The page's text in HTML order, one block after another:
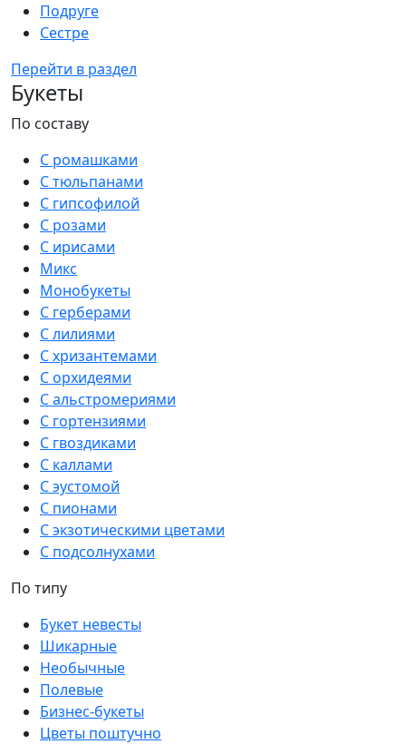
Подруге
Сестре
Перейти в раздел
Букеты
По составу
С ромашками
С тюльпанами
С гипсофилой
С розами
С ирисами
Микс
Монобукеты
С герберами
С лилиями
С хризантемами
С орхидеями
С альстромериями
С гортензиями
С гвоздиками
С каллами
С эустомой
С пионами
С экзотическими цветами
С подсолнухами
По типу
Букет невесты
Шикарные
Необычные
Полевые
Бизнес-букеты
Цветы поштучно